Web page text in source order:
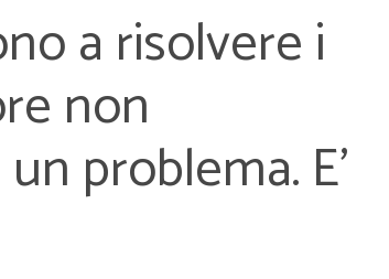
a risolvere i
non
problema. E’